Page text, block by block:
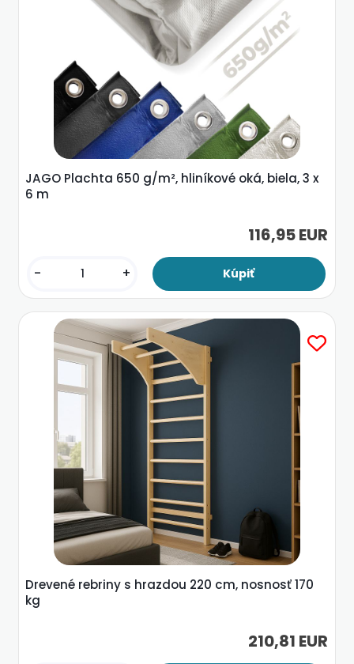
JAGO Plachta 650 g/m², hliníkové oká, biela, 3 x
6 m
116,95 EUR
- +
Drevené rebriny s hrazdou 220 cm, nosnosť 170
kg
210,81 EUR